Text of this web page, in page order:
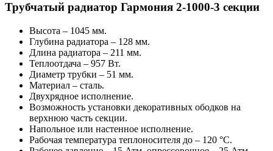
Трубчатый радиатор Гармония 2-1000-3 секции
Высота – 1045 мм.
Глубина радиатора – 128 мм.
Длина радиатора – 211 мм.
Теплоотдача – 957 Вт.
Диаметр трубки – 51 мм.
Материал – сталь.
Двухрядное исполнение.
Возможность установки декоративных ободков на
верхнюю часть секции.
Напольное или настенное исполнение.
Рабочая температура теплоносителя до – 120 °С.